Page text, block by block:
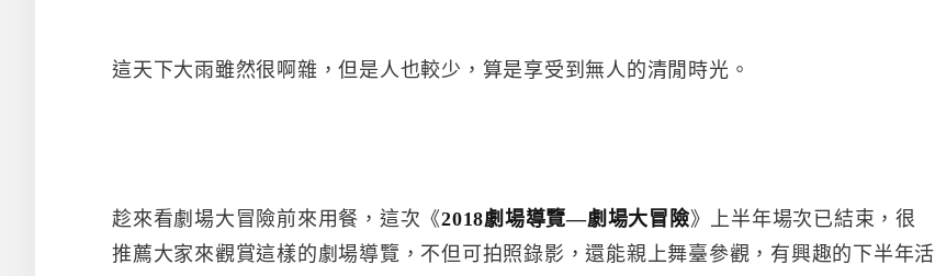
這天下大雨雖然很啊雜，但是人也較少，算是享受到無人的清閒時光。
趁來看劇場大冒險前來用餐，這次《2018劇場導覽—劇場大冒險》上半年場次已結束，很
推薦大家來觀賞這樣的劇場導覽，不但可拍照錄影，還能親上舞臺參觀，有興趣的下半年活